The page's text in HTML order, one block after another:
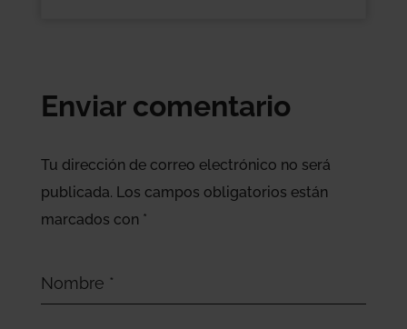
Enviar comentario
Tu dirección de correo electrónico no será
publicada. Los campos obligatorios están
marcados con *